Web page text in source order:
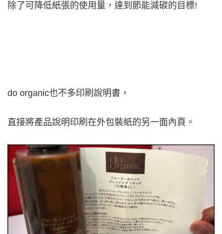
除了可降低紙張的使用量， 達到節能減碳的目標!
do organic也不多印刷說明書，
直接將產品說明印刷在外包裝紙的另一面內頁。